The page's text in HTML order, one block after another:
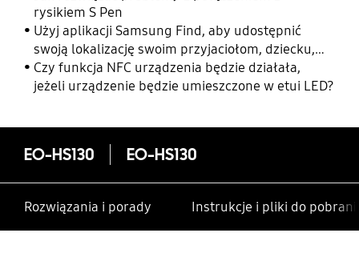
rysikiem S Pen
Użyj aplikacji Samsung Find, aby udostępnić
swoją lokalizację swoim przyjaciołom, dziecku,
rodzinie i innym kontaktom
Czy funkcja NFC urządzenia będzie działała,
jeżeli urządzenie będzie umieszczone w etui LED?
EO-HS130 EO-HS130
Rozwiązania i porady Instrukcje i pliki do